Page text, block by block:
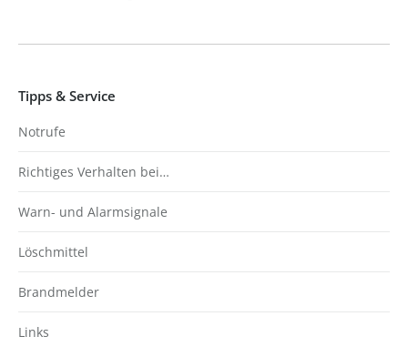
Tipps & Service
Notrufe
Richtiges Verhalten bei…
Warn- und Alarmsignale
Löschmittel
Brandmelder
Links